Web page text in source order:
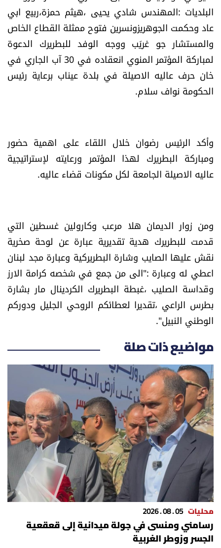
البلديات :المهندس شادي يحيى ،هيثم حمزة،ربيع ابي
عاد وحكمت الجوهريزونسرين فتوح ممثلة القطاع الخاص
والمستشار جو غريَب ووجه الوفد للبطريرك الدعوة
لمباركة المؤتمر المنوي انعقاده في 30 آب الجاري في
خان حرف عاليه الاصيلة في بلدة عيناب برعاية رئيس
الحكومة نواف سلام.
وأكد الرئيس رضوان خلال اللقاء على اهمية حضور
ومباركة البطريرك لهذا المؤتمر ورعايته لإستراتيجية
عاليه الاصيلة الجامعة لكل مكونات قضاء عاليه.
ومن زوار الديمان هلا مرعب وكارولين غسطين التي
قدمت للبطريرك هدية تقديرية عبارة عن لوحة صخرية
نقش عليها الصايب وشارة البطريركية وعبارة مجد لبنان
اعطي له وعبارة :"الى من جمع في شخصه كرامة الارز
وقداسة الصليب ،غبطة البطريرك الكردينال مار بشارة
بطرس الراعي ،تقديرا لعطائكم الروحي الجليل ودوركم
الوطني النبيل".
مواضيع ذات صلة
محليات 05 . 08 . 2026
رسامني ومنسى في جولة ميدانية إلى قعقعية
الجسر وزوطر الغربية